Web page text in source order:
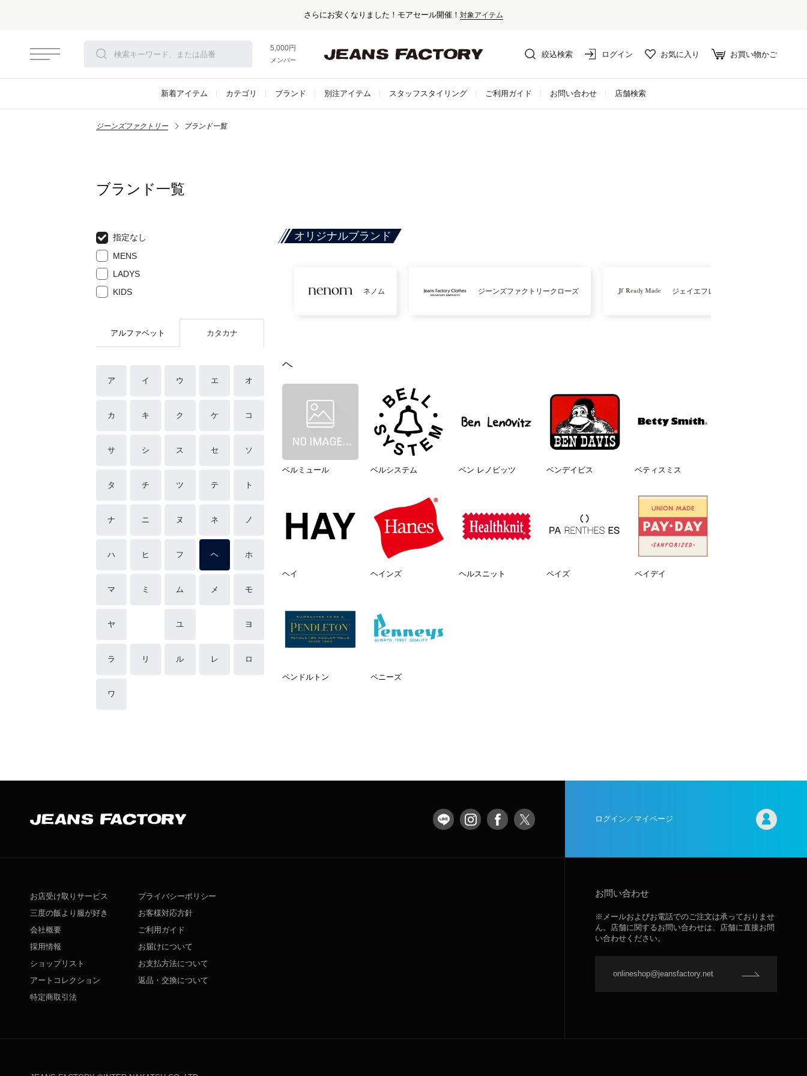
さらにお安くなりました！モアセール開催！ 対象アイテム
5,000円以上お買い上げで送料無料！
メンバー登録でお得な情報をゲット。さらに詳しく
絞込検索 ログイン お気に入り お買い物かご
新着アイテム カテゴリ ブランド 別注アイテム スタッフスタイリング ご利用ガイド お問い合わせ 店舗検索
ジーンズファクトリー ブランド一覧
ブランド一覧
指定なし
MENS
LADYS
KIDS
アルファベット カタカナ
ア イ ウ エ オ
カ キ ク ケ コ
サ シ ス セ ソ
タ チ ツ テ ト
ナ ニ ヌ ネ ノ
ハ ヒ フ ヘ ホ
マ ミ ム メ モ
ヤ ユ ヨ
ラ リ ル レ ロ
ワ
オリジナルブランド
ネノム ジーンズファクトリークローズ ジェイエフレディメイド
ヘ
ベルミュール ベルシステム ベン レノビッツ ベンデイビス ベティスミス
ヘイ ヘインズ ヘルスニット ペイズ ペイデイ
ペンドルトン ペニーズ
ログイン／マイページ
お店受け取りサービス
三度の飯より服が好き
会社概要
採用情報
ショップリスト
アートコレクション
特定商取引法
プライバシーポリシー
お客様対応方針
ご利用ガイド
お届けについて
お支払方法について
返品・交換について
お問い合わせ
※メールおよびお電話でのご注文は承っておりませ
ん。店舗に関するお問い合わせは、店舗に直接お問
い合わせください。
onlineshop@jeansfactory.net